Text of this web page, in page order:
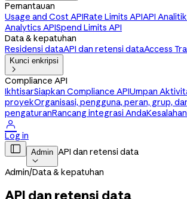
Pemantauan
Usage and Cost APIRate Limits APIAPI Analitik
Analytics APISpend Limits API
Data & kepatuhan
Residensi dataAPI dan retensi dataAccess
Kunci enkripsi

Compliance API
IkhtisarSiapkan Compliance APIUmpan
proyekOrganisasi, pengguna, peran, grup,
pengaturanRancang integrasi AndaKesalahan

Log in
 Admin

API dan retensi data
Admin/Data & kepatuhan
API dan retensi data